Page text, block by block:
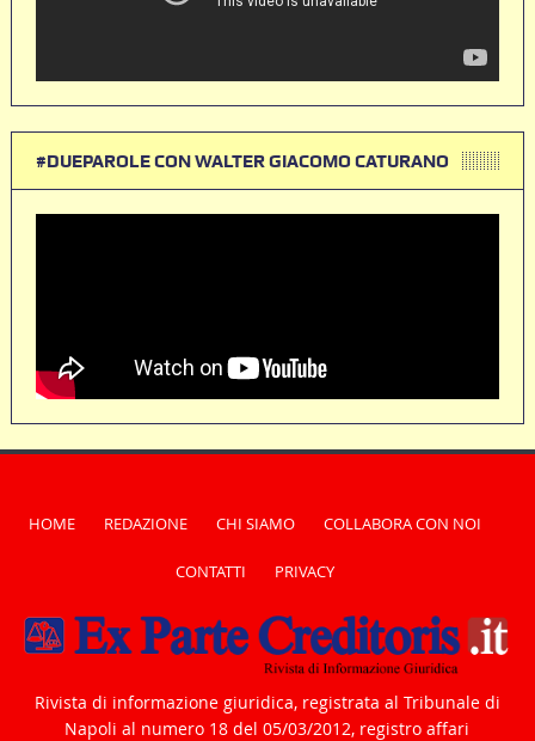
#DUEPAROLE CON WALTER GIACOMO CATURANO
HOME REDAZIONE CHI SIAMO COLLABORA CON NOI
CONTATTI PRIVACY
Rivista di informazione giuridica, registrata al Tribunale di
Napoli al numero 18 del 05/03/2012, registro affari